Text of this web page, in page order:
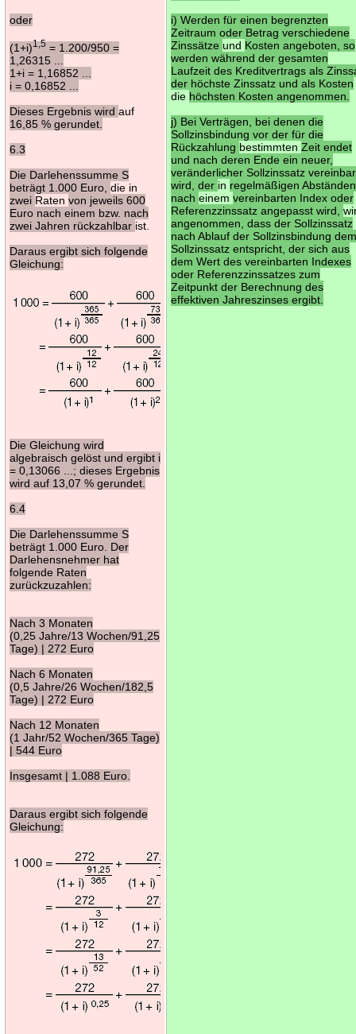
oder
(1+i)1,5 = 1.200/950 =
1,26315 ...
1+i = 1,16852 ...
i = 0,16852 ...
Dieses Ergebnis wirdauf
16,85 % gerundet.
6.3
Die Darlehenssumme S
beträgt 1.000 Euro,die in
zwei Ratenvon jeweils 600
Euro nach einem bzw. nach
zwei Jahren rückzahlbar ist.
Daraus ergibt sich folgende
Gleichung:
Die Gleichung wird
algebraisch gelöst und ergibt i
= 0,13066 ...; dieses Ergebnis
wird auf 13,07 % gerundet.
6.4
Die Darlehenssumme S
beträgt 1.000 Euro. Der
Darlehensnehmer hat
folgende Raten
zurückzuzahlen:
Nach 3 Monaten
(0,25 Jahre/13 Wochen/91,25
Tage) | 272 Euro
Nach 6 Monaten
(0,5 Jahre/26 Wochen/182,5
Tage) | 272 Euro
Nach 12 Monaten
(1 Jahr/52 Wochen/365 Tage)
| 544 Euro
Insgesamt | 1.088 Euro.
Daraus ergibt sich folgende
Gleichung:
i) Werden für einen begrenzten
Zeitraum oder Betrag verschiedene
Zinssätzeund Kosten angeboten, so
werden während der gesamten
Laufzeit des Kreditvertrags als
der höchste Zinssatz und als Kosten
die höchsten Kosten angenommen.
j) Bei Verträgen, bei denen die
Sollzinsbindung vor der für die
Rückzahlung bestimmtenZeit endet
und nach deren Ende ein neuer,
veränderlicher Sollzinssatz
wird, der in regelmäßigen Abständen
nacheinemvereinbarten Index oder
Referenzzinssatz angepasst wird,
angenommen, dass der Sollzinssatz
nach Ablauf der Sollzinsbindung
Sollzinssatz entspricht, der sich aus
dem Wert des vereinbarten Indexes
oder Referenzzinssatzes zum
Zeitpunkt der Berechnung des
effektiven Jahreszinses ergibt.